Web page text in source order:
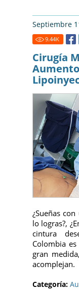
Septiembre
9.44K
Cirugía
¿Sueñas
lo logras?,
cintura
Colombia
gran
acomplejan.
Categoría: